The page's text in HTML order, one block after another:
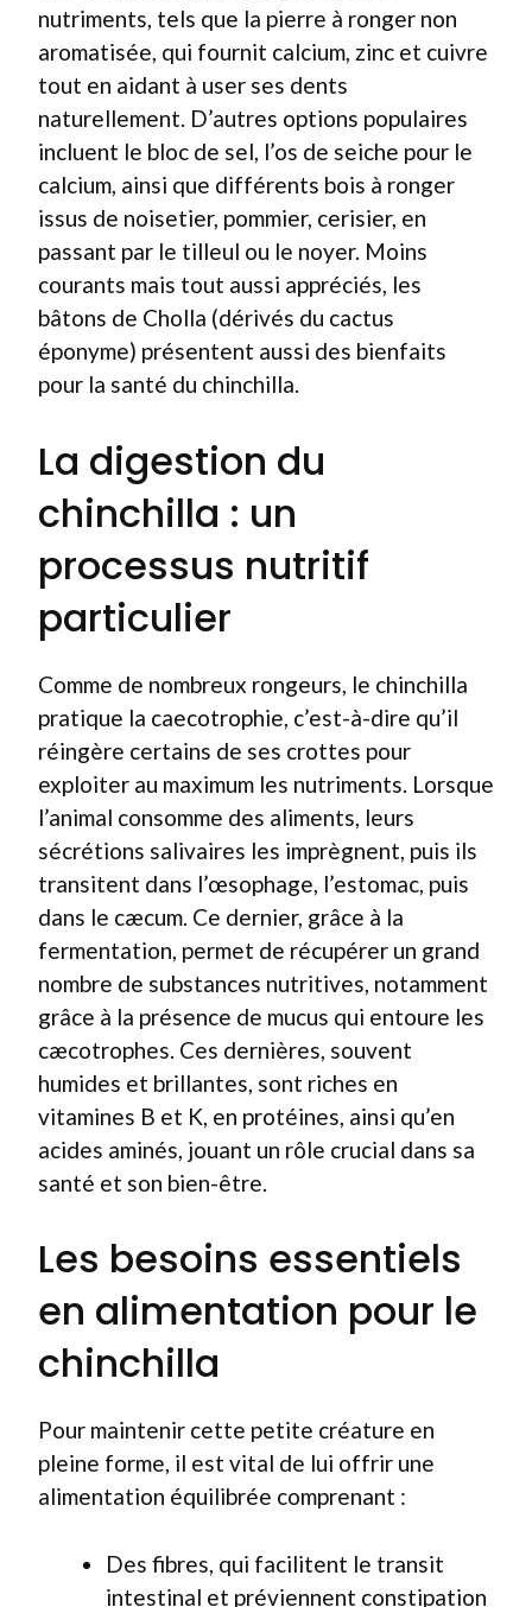
nutriments, tels que la pierre à ronger non
aromatisée, qui fournit calcium, zinc et cuivre
tout en aidant à user ses dents
naturellement. D’autres options populaires
incluent le bloc de sel, l’os de seiche pour le
calcium, ainsi que différents bois à ronger
issus de noisetier, pommier, cerisier, en
passant par le tilleul ou le noyer. Moins
courants mais tout aussi appréciés, les
bâtons de Cholla (dérivés du cactus
éponyme) présentent aussi des bienfaits
pour la santé du chinchilla.
La digestion du
chinchilla : un
processus nutritif
particulier
Comme de nombreux rongeurs, le chinchilla
pratique la caecotrophie, c’est-à-dire qu’il
réingère certains de ses crottes pour
exploiter au maximum les nutriments. Lorsque
l’animal consomme des aliments, leurs
sécrétions salivaires les imprègnent, puis ils
transitent dans l’œsophage, l’estomac, puis
dans le cæcum. Ce dernier, grâce à la
fermentation, permet de récupérer un grand
nombre de substances nutritives, notamment
grâce à la présence de mucus qui entoure les
cæcotrophes. Ces dernières, souvent
humides et brillantes, sont riches en
vitamines B et K, en protéines, ainsi qu’en
acides aminés, jouant un rôle crucial dans sa
santé et son bien-être.
Les besoins essentiels
en alimentation pour le
chinchilla
Pour maintenir cette petite créature en
pleine forme, il est vital de lui offrir une
alimentation équilibrée comprenant :
Des fibres, qui facilitent le transit
intestinal et préviennent constipation